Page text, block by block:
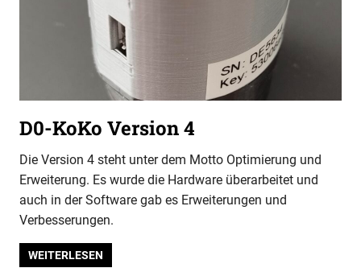
D0-KoKo Version 4
Die Version 4 steht unter dem Motto Optimierung und
Erweiterung. Es wurde die Hardware überarbeitet und
auch in der Software gab es Erweiterungen und
Verbesserungen.
WEITERLESEN